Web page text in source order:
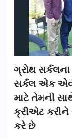
ગ્રોથ
સર્કલ એક
માટે તેમની
ક્રીએટ કરીને
કરે છે